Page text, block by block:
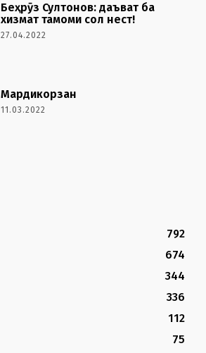
Беҳрӯз Султонов: даъват ба
хизмат тамоми сол нест!
27.04.2022
Мардикорзан
11.03.2022
792
674
344
336
112
75